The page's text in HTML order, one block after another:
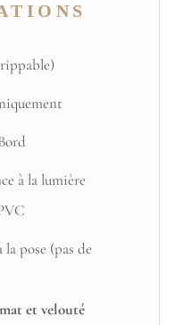
à la lumière
la pose (pas de
mat et velouté